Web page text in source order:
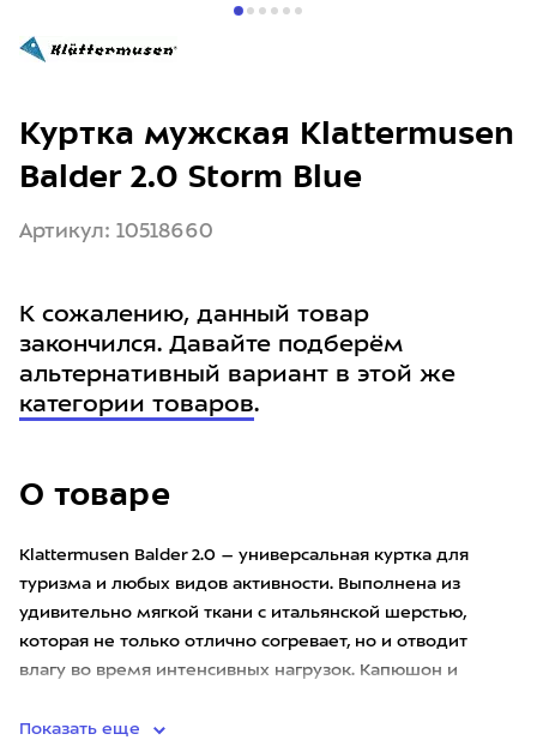
О товаре
Klattermusen Balder 2.0 – универсальная куртка для
туризма и любых видов активности. Выполнена из
удивительно мягкой ткани с итальянской шерстью,
которая не только отлично согревает, но и отводит
влагу во время интенсивных нагрузок. Капюшон и
Показать еще
Куртка мужская Klattermusen
Balder 2.0 Storm Blue
Артикул: 10518660
К сожалению, данный товар
закончился. Давайте подберём
альтернативный вариант в этой же
категории товаров.